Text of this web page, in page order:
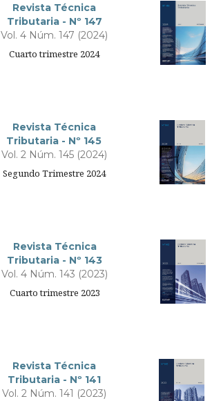
Revista Técnica
Tributaria - Nº 147
Vol. 4 Núm. 147 (2024)
Cuarto trimestre 2024
Revista Técnica
Tributaria - Nº 145
Vol. 2 Núm. 145 (2024)
Segundo Trimestre 2024
Revista Técnica
Tributaria - Nº 143
Vol. 4 Núm. 143 (2023)
Cuarto trimestre 2023
Revista Técnica
Tributaria - Nº 141
Vol. 2 Núm. 141 (2023)